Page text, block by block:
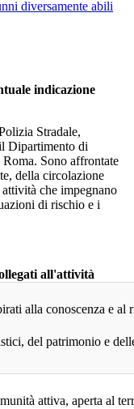
diversamente abili
indicazione
Stradale,
Dipartimento di
Sono affrontate
della circolazione
che impegnano
di rischio e i
all'attività
alla conoscenza e al
del patrimonio e
attiva, aperta al